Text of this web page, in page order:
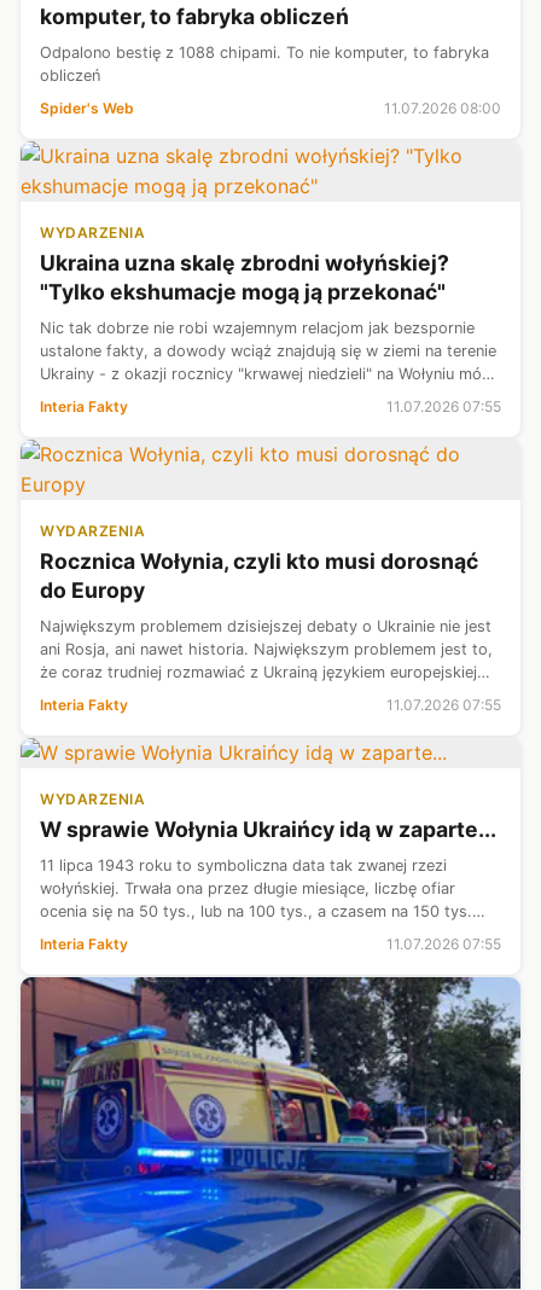
komputer, to fabryka obliczeń
Odpalono bestię z 1088 chipami. To nie komputer, to fabryka
obliczeń
Spider's Web
11.07.2026 08:00
WYDARZENIA
Ukraina uzna skalę zbrodni wołyńskiej?
"Tylko ekshumacje mogą ją przekonać"
Nic tak dobrze nie robi wzajemnym relacjom jak bezspornie
ustalone fakty, a dowody wciąż znajdują się w ziemi na terenie
Ukrainy - z okazji rocznicy "krwawej niedzieli" na Wołyniu mówi
Interia Fakty 11.07.2026 07:55
WYDARZENIA
Rocznica Wołynia, czyli kto musi dorosnąć
do Europy
Największym problemem dzisiejszej debaty o Ukrainie nie jest
ani Rosja, ani nawet historia. Największym problemem jest to,
że coraz trudniej rozmawiać z Ukrainą językiem europejskiej
Interia Fakty 11.07.2026 07:55
WYDARZENIA
W sprawie Wołynia Ukraińcy idą w zaparte...
11 lipca 1943 roku to symboliczna data tak zwanej rzezi
wołyńskiej. Trwała ona przez długie miesiące, liczbę ofiar
ocenia się na 50 tys., lub na 100 tys., a czasem na 150 tys.
Interia Fakty 11.07.2026 07:55